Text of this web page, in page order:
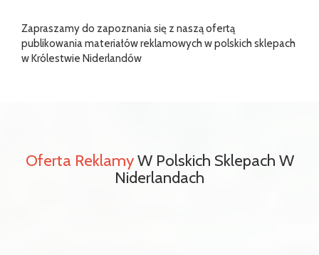
Zapraszamy do zapoznania się z naszą ofertą
publikowania materiałów reklamowych w polskich sklepach
w Królestwie Niderlandów
Oferta ReklamyW Polskich Sklepach W
Niderlandach